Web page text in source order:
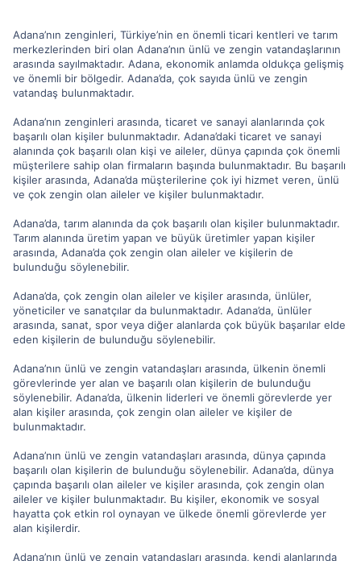
Adana’nın zenginleri, Türkiye’nin en önemli ticari kentleri ve tarım
merkezlerinden biri olan Adana’nın ünlü ve zengin vatandaşlarının
arasında sayılmaktadır. Adana, ekonomik anlamda oldukça gelişmiş
ve önemli bir bölgedir. Adana’da, çok sayıda ünlü ve zengin
vatandaş bulunmaktadır.
Adana’nın zenginleri arasında, ticaret ve sanayi alanlarında çok
başarılı olan kişiler bulunmaktadır. Adana’daki ticaret ve sanayi
alanında çok başarılı olan kişi ve aileler, dünya çapında çok önemli
müşterilere sahip olan firmaların başında bulunmaktadır. Bu başarılı
kişiler arasında, Adana’da müşterilerine çok iyi hizmet veren, ünlü
ve çok zengin olan aileler ve kişiler bulunmaktadır.
Adana’da, tarım alanında da çok başarılı olan kişiler bulunmaktadır.
Tarım alanında üretim yapan ve büyük üretimler yapan kişiler
arasında, Adana’da çok zengin olan aileler ve kişilerin de
bulunduğu söylenebilir.
Adana’da, çok zengin olan aileler ve kişiler arasında, ünlüler,
yöneticiler ve sanatçılar da bulunmaktadır. Adana’da, ünlüler
arasında, sanat, spor veya diğer alanlarda çok büyük başarılar elde
eden kişilerin de bulunduğu söylenebilir.
Adana’nın ünlü ve zengin vatandaşları arasında, ülkenin önemli
görevlerinde yer alan ve başarılı olan kişilerin de bulunduğu
söylenebilir. Adana’da, ülkenin liderleri ve önemli görevlerde yer
alan kişiler arasında, çok zengin olan aileler ve kişiler de
bulunmaktadır.
Adana’nın ünlü ve zengin vatandaşları arasında, dünya çapında
başarılı olan kişilerin de bulunduğu söylenebilir. Adana’da, dünya
çapında başarılı olan aileler ve kişiler arasında, çok zengin olan
aileler ve kişiler bulunmaktadır. Bu kişiler, ekonomik ve sosyal
hayatta çok etkin rol oynayan ve ülkede önemli görevlerde yer
alan kişilerdir.
Adana’nın ünlü ve zengin vatandaşları arasında, kendi alanlarında